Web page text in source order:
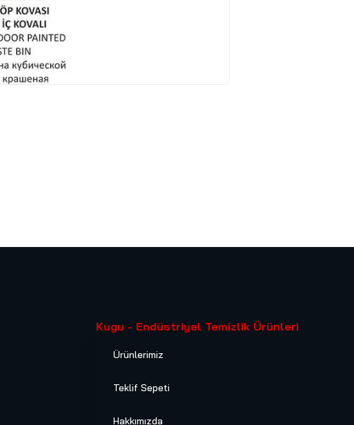
Kugu - Endüstriyel Temizlik Ürünleri
Ürünlerimiz
Teklif Sepeti
Hakkımızda